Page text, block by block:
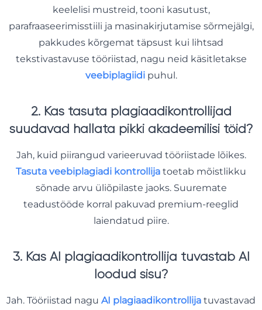
keelelisi mustreid, tooni kasutust,
parafraaseerimisstiili ja masinakirjutamise sõrmejälgi,
pakkudes kõrgemat täpsust kui lihtsad
tekstivastavuse tööriistad, nagu neid käsitletakse
veebiplagiidipuhul.
2. Kas tasuta plagiaadikontrollijad
suudavad hallata pikki akadeemilisi töid?
Jah, kuid piirangud varieeruvad tööriistade lõikes.
Tasuta veebiplagiadi kontrollija toetab mõistlikku
sõnade arvu üliõpilaste jaoks. Suuremate
teadustööde korral pakuvad premium-reeglid
laiendatud piire.
3. Kas AI plagiaadikontrollija tuvastab AI
loodud sisu?
Jah. Tööriistad nagu AI plagiaadikontrollija tuvastavad